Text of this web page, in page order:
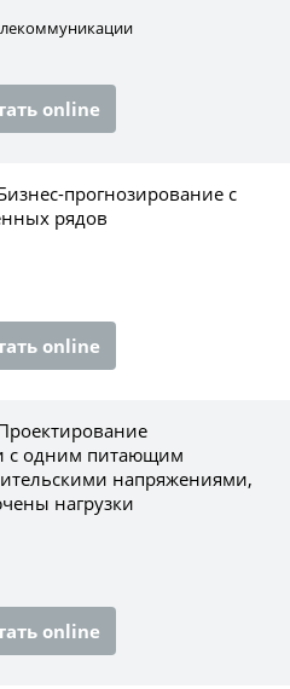
online
прогнозирование с
рядов
online
с одним питающим
напряжениями,
нагрузки
online